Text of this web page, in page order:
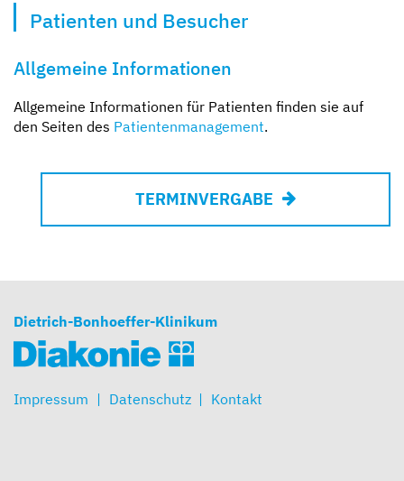
Patienten und Besucher
Allgemeine Informationen
Allgemeine Informationen für Patienten finden sie auf
den Seiten des Patientenmanagement.
TERMINVERGABE
Dietrich-Bonhoeffer-Klinikum
Impressum Datenschutz Kontakt